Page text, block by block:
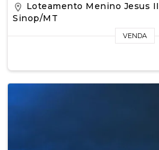
Loteamento Menino Jesus II
Sinop/MT
VENDA